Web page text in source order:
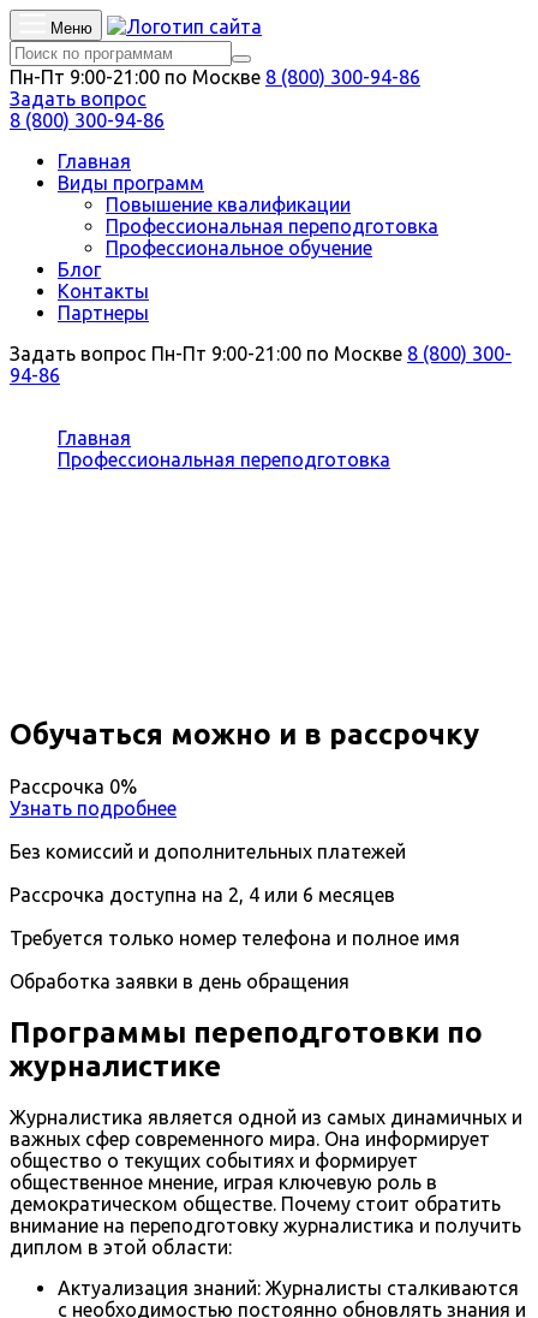
Меню
Пн-Пт 9:00-21:00 по Москве 8 (800) 300-94-86
Задать вопрос
8 (800) 300-94-86
Главная
Виды программ
Повышение квалификации
Профессиональная переподготовка
Профессиональное обучение
Блог
Контакты
Партнеры
Задать вопрос Пн-Пт 9:00-21:00 по Москве 8 (800) 300-
94-86
Главная
Профессиональная переподготовка
Обучаться можно и в рассрочку
Рассрочка 0%
Узнать подробнее
Без комиссий и дополнительных платежей
Рассрочка доступна на 2, 4 или 6 месяцев
Требуется только номер телефона и полное имя
Обработка заявки в день обращения
Программы переподготовки по
журналистике
Журналистика является одной из самых динамичных и
важных сфер современного мира. Она информирует
общество о текущих событиях и формирует
общественное мнение, играя ключевую роль в
демократическом обществе. Почему стоит обратить
внимание на переподготовку журналистика и получить
диплом в этой области:
Актуализация знаний: Журналисты сталкиваются
с необходимостью постоянно обновлять знания и